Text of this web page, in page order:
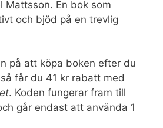
Mattsson. En bok som
och bjöd på en trevlig
på att köpa boken efter du
får du 41 kr rabatt med
. Koden fungerar fram till
går endast att använda 1